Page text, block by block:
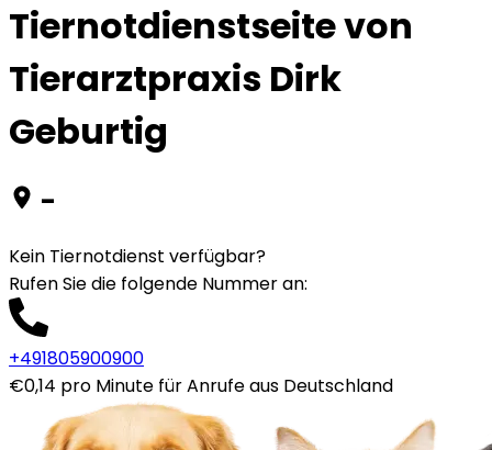
Tiernotdienstseite von
Tierarztpraxis Dirk
Geburtig
-
Kein Tiernotdienst verfügbar?
Rufen Sie die folgende Nummer an:
+491805900900
€0,14 pro Minute für Anrufe aus Deutschland